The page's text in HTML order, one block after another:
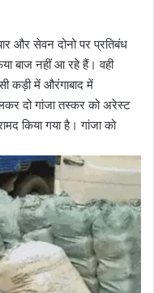
और सेवन दोनो पर प्रतिबंध
बाज नहीं आ रहे हैं। वही
कड़ी में औरंगाबाद में
दो गांजा तस्कर को अरेस्ट
किया गया है। गांजा को